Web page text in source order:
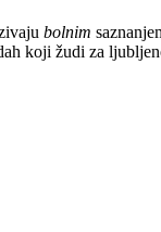
bolnim
koji žudi za